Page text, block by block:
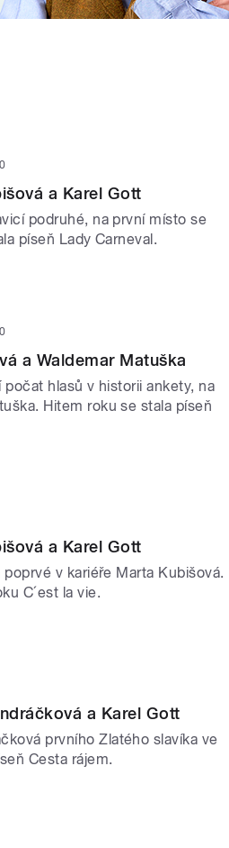
a Karel Gott
podruhé, na první místo se
píseň Lady Carneval.
a Waldemar Matuška
počat hlasů v historii ankety, na
Hitem roku se stala píseň
a Karel Gott
v kariéře Marta Kubišová.
C´est la vie.
a Karel Gott
prvního Zlatého slavíka ve
Cesta rájem.